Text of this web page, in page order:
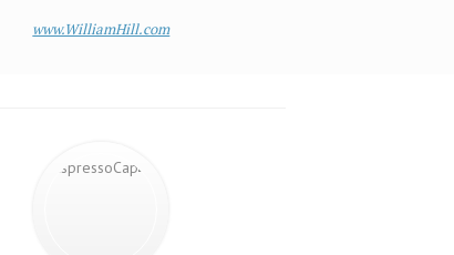
www.WilliamHill.com